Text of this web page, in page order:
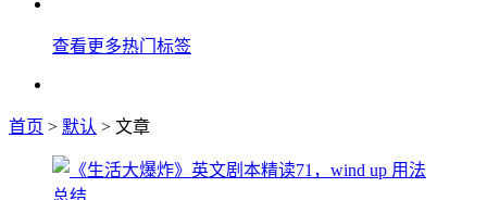
查看更多热门标签
首页 > 默认 > 文章